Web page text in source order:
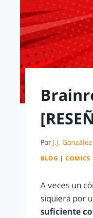
Por J.J.
BLOG |COMICS
A veces un
siquiera por
suficiente